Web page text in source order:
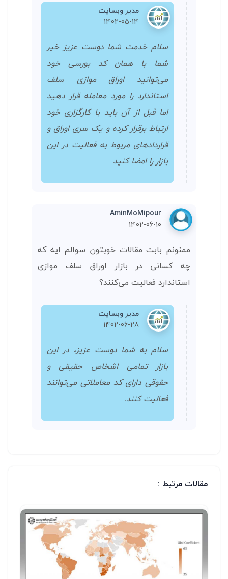
مدیر وبسایت
1402-05-14
سلام خدمت شما دوست عزیز خیر
شما با همان کد بورسی خود
می‌توانید اوراق موازی سلف
استاندارد را مورد معامله قرار دهید
اما قبل از آن باید با کارگزاری خود
ارتباط برقرار کرده و یک سری اوراق و
قراردادهای مربوط به فعالیت در این
بازار را امضا کنید
AminMoMipour
1402-06-10
ممنونم بابت مقالات خوبتون سوالم ایه که
چه کسانی در بازار اوراق سلف موازی
استاندارد فعالیت می‌کنند؟
مدیر وبسایت
1402-06-28
سلام به شما دوست عزیز، در این
بازار تمامی اشخاص حقیقی و
حقوقی دارای کد معاملاتی می‌توانند
فعالیت کنند.
مقالات مرتبط :